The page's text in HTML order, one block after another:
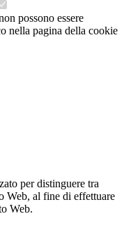
possono essere
nella pagina della cookie
per distinguere tra
Web, al fine di effettuare
Web.